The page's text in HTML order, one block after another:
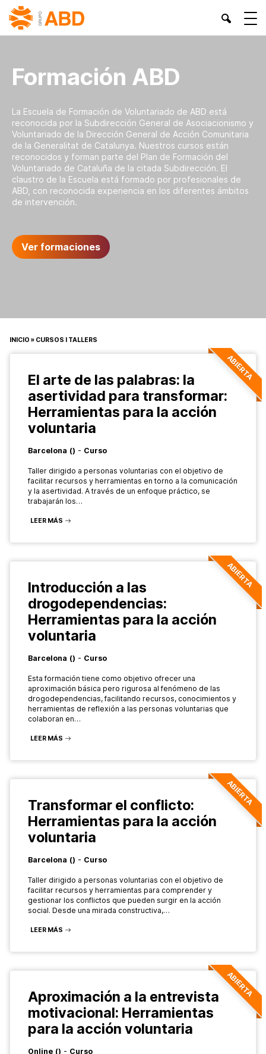
Formación ABD
La Escuela de Formación de Voluntariado de ABD está
reconocida por la Subdirección General de Asociacionismo y
Voluntariado de la Dirección General de Acción Comunitaria
de la Generalitat de Catalunya. Nuestros cursos están
reconocidos y forman parte del Plan de Formación del
Voluntariado de Cataluña de la citada Subdirección. El
claustro de la Escuela está formado por profesionales de
ABD, con reconocida experiencia en los diferentes ámbitos
de intervención.
Ver formaciones
INICIO » CURSOS I TALLERS
El arte de las palabras: la
asertividad para transformar:
Herramientas para la acción
voluntaria
Barcelona () - Curso
Taller dirigido a personas voluntarias con el objetivo de
facilitar recursos y herramientas en torno a la comunicación
y la asertividad. A través de un enfoque práctico, se
trabajarán los…
LEER MÁS
ABIERTA
Introducción a las
drogodependencias:
Herramientas para la acción
voluntaria
Barcelona () - Curso
Esta formación tiene como objetivo ofrecer una
aproximación básica pero rigurosa al fenómeno de las
drogodependencias, facilitando recursos, conocimientos y
herramientas de reflexión a las personas voluntarias que
colaboran en…
LEER MÁS
ABIERTA
Transformar el conflicto:
Herramientas para la acción
voluntaria
Barcelona () - Curso
Taller dirigido a personas voluntarias con el objetivo de
facilitar recursos y herramientas para comprender y
gestionar los conflictos que pueden surgir en la acción
social. Desde una mirada constructiva,…
LEER MÁS
ABIERTA
Aproximación a la entrevista
motivacional: Herramientas
para la acción voluntaria
Online () - Curso
ABIERTA